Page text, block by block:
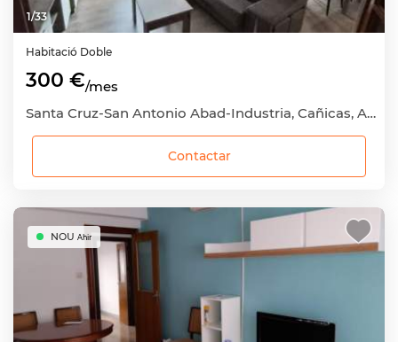
1/33
Habitació Doble
300 €/mes
Santa Cruz-San Antonio Abad-Industria, Cañicas, Albacete Capital, Albacete
Contactar
NOU Ahir